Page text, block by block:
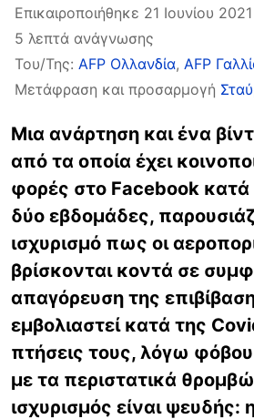
Επικαιροποιήθηκε 21 Ιουνίου
5 λεπτά ανάγνωσης
Του/Της: AFP Ολλανδία, AFP
Μετάφραση και προσαρμογή
Μια ανάρτηση και ένα
από τα οποία έχει
φορές στο Facebook κατά
δύο εβδομάδες,
ισχυρισμό πως οι
βρίσκονται κοντά σε
απαγόρευση της
εμβολιαστεί κατά της
πτήσεις τους, λόγω φόβου
με τα περιστατικά
ισχυρισμός είναι ψευδής: